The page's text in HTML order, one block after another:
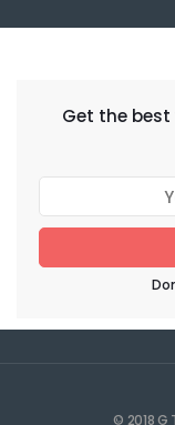
Get the
© 2018 G